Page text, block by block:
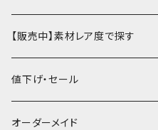
パスケース・定期入れ
ミニチュア
雑貨
キーケース・キーホルダー
キーケース
キーホルダー
その他革小物
コンドームケース
タロットカードケース
レギュラー名刺入れ
パスケース
切符・回数券ケース
財布・小銭入れ
ミニ財布
二つ折り・ハーフ財布
キーケース・キーホルダー
キーケース
その他ケース
牛ヌメ
その他牛革
豚革
豚ヌメ
豚スエード
ヤギ革
ヤギヌメ
羊革
ナチュラル（染色なし）
白系
黒系
【販売中】素材レア度で探す
★★☆☆☆☆ 流通数、人気あり
★★★☆☆☆ 流通数少ない
値下げ・セール
オーダーメイド